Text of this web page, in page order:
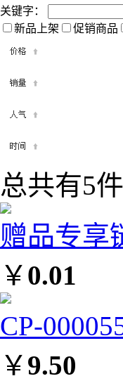
关键字：
新品上架
促销商品
总共有5
赠品专享
￥0.01
CP-
￥9.50